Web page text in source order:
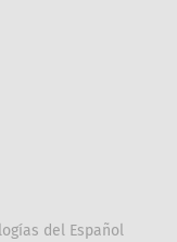
del Español